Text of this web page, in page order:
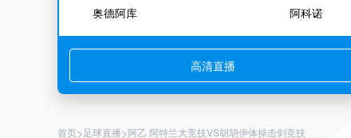
奥德阿库 阿科诺
高清直播
首页> 足球直播>阿乙 阿特兰大竞技VS胡胡伊体操击剑竞技